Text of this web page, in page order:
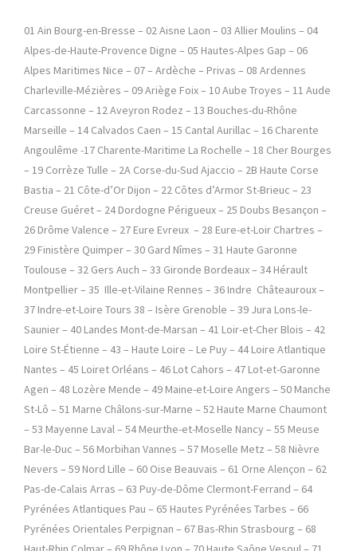
01 Ain Bourg-en-Bresse – 02 Aisne Laon – 03 Allier Moulins – 04
Alpes-de-Haute-Provence Digne – 05 Hautes-Alpes Gap – 06
Alpes Maritimes Nice – 07 – Ardèche – Privas – 08 Ardennes
Charleville-Mézières – 09 Ariège Foix – 10 Aube Troyes – 11 Aude
Carcassonne – 12 Aveyron Rodez – 13 Bouches-du-Rhône
Marseille – 14 Calvados Caen – 15 Cantal Aurillac – 16 Charente
Angoulême -17 Charente-Maritime La Rochelle – 18 Cher Bourges
– 19 Corrèze Tulle – 2A Corse-du-Sud Ajaccio – 2B Haute Corse
Bastia – 21 Côte-d’Or Dijon – 22 Côtes d’Armor St-Brieuc – 23
Creuse Guéret – 24 Dordogne Périgueux – 25 Doubs Besançon –
26 Drôme Valence – 27 Eure Evreux – 28 Eure-et-Loir Chartres –
29 Finistère Quimper – 30 Gard Nîmes – 31 Haute Garonne
Toulouse – 32 Gers Auch – 33 Gironde Bordeaux – 34 Hérault
Montpellier – 35 Ille-et-Vilaine Rennes – 36 Indre Châteauroux –
37 Indre-et-Loire Tours 38 – Isère Grenoble – 39 Jura Lons-le-
Saunier – 40 Landes Mont-de-Marsan – 41 Loir-et-Cher Blois – 42
Loire St-Étienne – 43 – Haute Loire – Le Puy – 44 Loire Atlantique
Nantes – 45 Loiret Orléans – 46 Lot Cahors – 47 Lot-et-Garonne
Agen – 48 Lozère Mende – 49 Maine-et-Loire Angers – 50 Manche
St-Lô – 51 Marne Châlons-sur-Marne – 52 Haute Marne Chaumont
– 53 Mayenne Laval – 54 Meurthe-et-Moselle Nancy – 55 Meuse
Bar-le-Duc – 56 Morbihan Vannes – 57 Moselle Metz – 58 Nièvre
Nevers – 59 Nord Lille – 60 Oise Beauvais – 61 Orne Alençon – 62
Pas-de-Calais Arras – 63 Puy-de-Dôme Clermont-Ferrand – 64
Pyrénées Atlantiques Pau – 65 Hautes Pyrénées Tarbes – 66
Pyrénées Orientales Perpignan – 67 Bas-Rhin Strasbourg – 68